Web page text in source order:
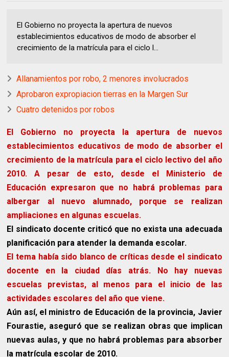
El Gobierno no proyecta la apertura de nuevos
establecimientos educativos de modo de absorber el
crecimiento de la matrícula para el ciclo l...
Allanamientos por robo, 2 menores involucrados
Aprobaron expropiacion tierras en la Margen Sur
Cuatro detenidos por robos
El Gobierno no proyecta la apertura de nuevos
establecimientos educativos de modo de absorber el
crecimiento de la matrícula para el ciclo lectivo del año
2010.A pesar de esto, desde el Ministerio de
Educación expresaron que no habrá problemas para
albergar al nuevo alumnado, porque se realizan
ampliaciones en algunas escuelas.
El sindicato docente criticó que no exista una adecuada
planificación para atender la demanda escolar.
El tema había sido blanco de críticas desde el sindicato
docente en la ciudad días atrás. No hay nuevas
escuelas previstas, al menos para el inicio de las
actividades escolares del año que viene.
Aún así, el ministro de Educación de la provincia, Javier
Fourastie, aseguró que se realizan obras que implican
nuevas aulas, y que no habrá problemas para absorber
la matrícula escolar de 2010.